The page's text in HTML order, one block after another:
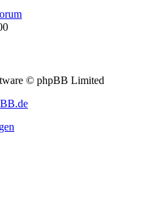
© phpBB Limited